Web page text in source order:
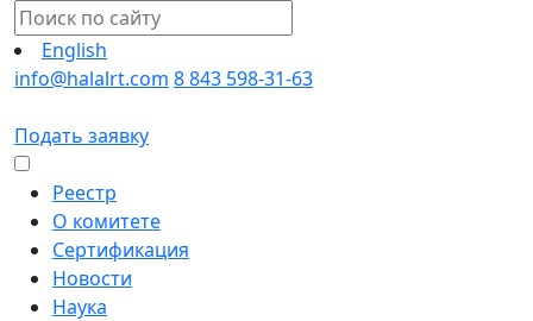
English
info@halalrt.com 8 843 598-31-63
Подать заявку
Реестр
О комитете
Сертификация
Новости
Наука